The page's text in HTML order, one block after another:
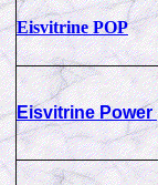
Eisvitrine POP
Eisvitrine Power